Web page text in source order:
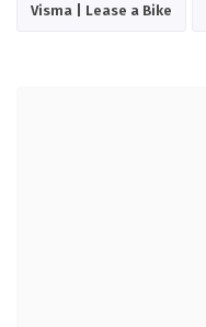
Visma | Lease a Bike